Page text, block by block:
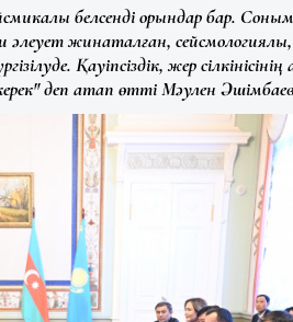
белсенді орындар бар.
жинақталған, сейсмологиялық,
Қауіпсіздік, жер
деп атап өтті Мәулен